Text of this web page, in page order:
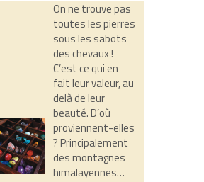
On ne trouve pas
toutes les pierres
sous les sabots
des chevaux !
C’est ce qui en
fait leur valeur, au
delà de leur
beauté. D’où
proviennent-elles
? Principalement
des montagnes
himalayennes…